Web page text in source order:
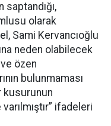
saptandığı,
olarak
Sami Kervancıoğlu
neden olabilecek
özen
bulunmaması
kusurunun
ifadeleri